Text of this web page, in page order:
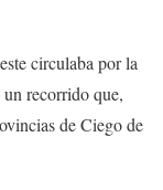
circulaba por la
un recorrido que,
de Ciego de